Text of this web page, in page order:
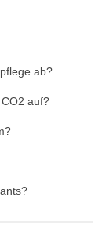
ab?
auf?